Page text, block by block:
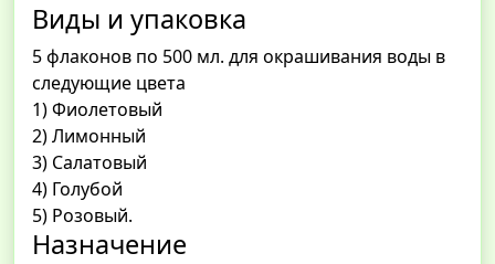
Виды и упаковка
5 флаконов по 500 мл. для окрашивания воды в
следующие цвета
1) Фиолетовый
2) Лимонный
3) Салатовый
4) Голубой
5) Розовый.
Назначение